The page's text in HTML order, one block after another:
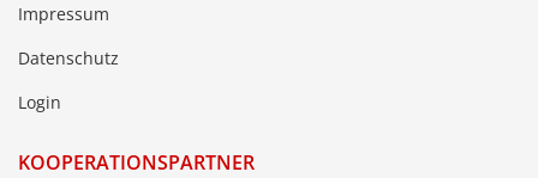
Impressum
Datenschutz
Login
KOOPERATIONSPARTNER